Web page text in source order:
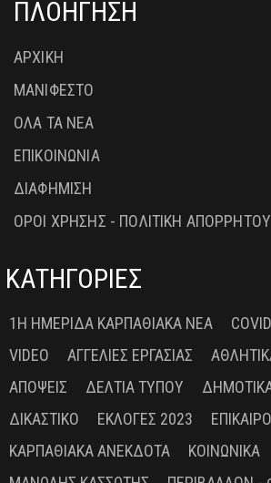
ΠΛΟΗΓΗΣΗ
ΑΡΧΙΚΗ
ΜΑΝΙΦΕΣΤΟ
ΟΛΑ ΤΑ ΝΕΑ
ΕΠΙΚΟΙΝΩΝΙΑ
ΔΙΑΦΗΜΙΣΗ
ΟΡΟΙ ΧΡΗΣΗΣ - ΠΟΛΙΤΙΚΗ ΑΠΟΡΡΗΤΟΥ
ΚΑΤΗΓΟΡΙΕΣ
1Η ΗΜΕΡΊΔΑ ΚΑΡΠΑΘΙΑΚΆ ΝΈΑ
VIDEO
ΑΓΓΕΛΊΕΣ ΕΡΓΑΣΊΑΣ
ΑΠΌΨΕΙΣ
ΔΕΛΤΊΑ ΤΎΠΟΥ
ΔΙΚΑΣΤΙΚΌ
ΕΚΛΟΓΈΣ 2023
ΚΑΡΠΑΘΙΑΚΆ ΑΝΈΚΔΟΤΑ
ΚΟΙΝΩΝΙΚΆ